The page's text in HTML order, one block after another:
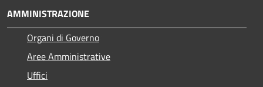
AMMINISTRAZIONE
Organi di Governo
Aree Amministrative
Uffici